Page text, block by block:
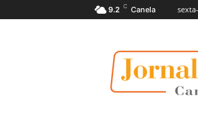
9.2 C Canela